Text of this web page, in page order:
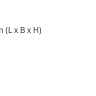
(L x B x H)